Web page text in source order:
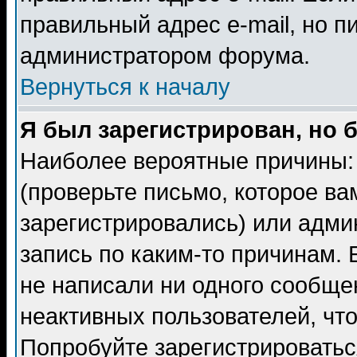
правильный адрес e-mail, но
администратором форума.
Вернуться к началу
Я был зарегистрирован, но
Наиболее вероятные
(проверьте письмо, которое
зарегистрировались) или
запись по каким-то
не написали ни одного
неактивных пользователей,
Попробуйте